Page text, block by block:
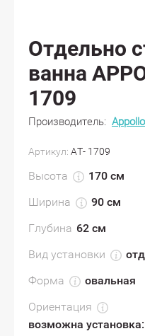
Отдельно
ванна
1709
Производитель: Appollo
Артикул: AT- 1709
Высота
170 см
Ширина
90 см
Глубина 62 см
Вид установки
Форма
овальная
Ориентация
возможна